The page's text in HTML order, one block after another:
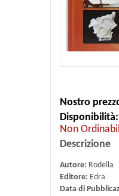
Nostro
Disponibilità:
Non
Descrizione
Autore: Rodella
Editore: Edra
Data di